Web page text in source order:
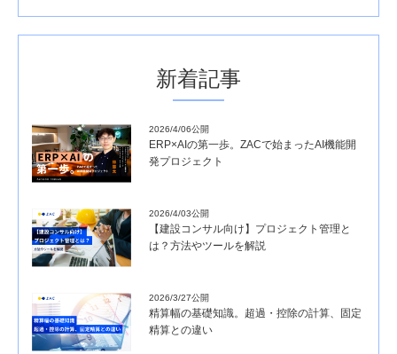
新着記事
2026/4/06公開
ERP×AIの第一歩。ZACで始まったAI機能開
発プロジェクト
2026/4/03公開
【建設コンサル向け】プロジェクト管理と
は？方法やツールを解説
2026/3/27公開
精算幅の基礎知識。超過・控除の計算、固定
精算との違い